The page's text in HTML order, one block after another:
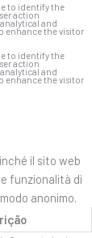
to identify the
action
and
enhance the visitor
to identify the
action
and
enhance the visitor
il sito web
funzionalità di
anonimo.